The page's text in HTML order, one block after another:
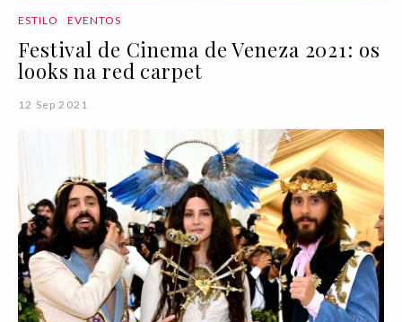
ESTILO EVENTOS
Festival de Cinema de Veneza 2021: os
looks na red carpet
12 Sep 2021